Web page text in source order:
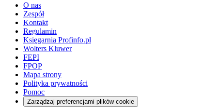
O nas
Zespół
Kontakt
Regulamin
Księgarnia Profinfo.pl
Wolters Kluwer
FEPI
FPOP
Mapa strony
Polityka prywatności
Pomoc
Zarządzaj preferencjami plików cookie